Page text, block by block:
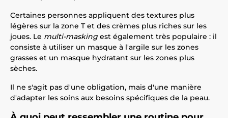
Certaines personnes appliquent des textures plus
légères sur la zone T et des crèmes plus riches sur les
joues. Le multi-masking est également très populaire : il
consiste à utiliser un masque à l'argile sur les zones
grasses et un masque hydratant sur les zones plus
sèches.
Il ne s'agit pas d'une obligation, mais d'une manière
d'adapter les soins aux besoins spécifiques de la peau.